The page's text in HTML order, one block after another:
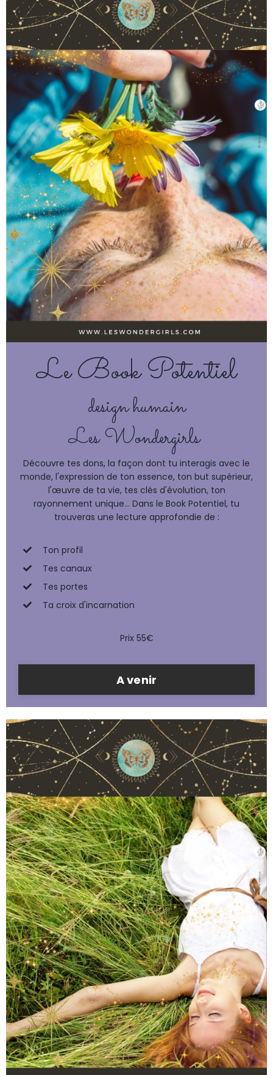
Le Book Potentiel
design humain
Les Wondergirls
Découvre tes dons, la façon dont tu interagis avec le
monde, l'expression de ton essence, ton but supérieur,
l'œuvre de ta vie, tes clés d'évolution, ton
rayonnement unique... Dans le Book Potentiel, tu
trouveras une lecture approfondie de :
Ton profil
Tes canaux
Tes portes
Ta croix d'incarnation
Prix 55€
A venir